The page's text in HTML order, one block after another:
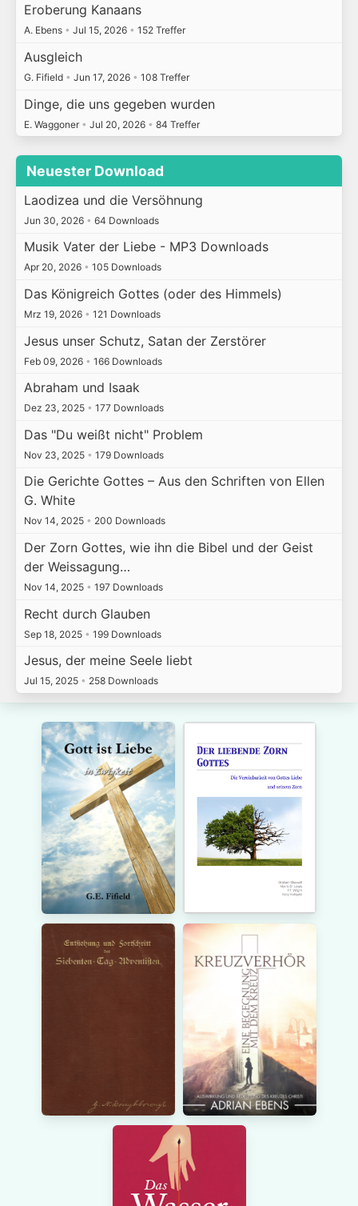
Eroberung Kanaans
A. Ebens • Jul 15, 2026 • 152 Treffer
Ausgleich
G. Fifield • Jun 17, 2026 • 108 Treffer
Dinge, die uns gegeben wurden
E. Waggoner • Jul 20, 2026 • 84 Treffer
Neuester Download
Laodizea und die Versöhnung
Jun 30, 2026 • 64 Downloads
Musik Vater der Liebe - MP3 Downloads
Apr 20, 2026 • 105 Downloads
Das Königreich Gottes (oder des Himmels)
Mrz 19, 2026 • 121 Downloads
Jesus unser Schutz, Satan der Zerstörer
Feb 09, 2026 • 166 Downloads
Abraham und Isaak
Dez 23, 2025 • 177 Downloads
Das "Du weißt nicht" Problem
Nov 23, 2025 • 179 Downloads
Die Gerichte Gottes – Aus den Schriften von Ellen
G. White
Nov 14, 2025 • 200 Downloads
Der Zorn Gottes, wie ihn die Bibel und der Geist
der Weissagung…
Nov 14, 2025 • 197 Downloads
Recht durch Glauben
Sep 18, 2025 • 199 Downloads
Jesus, der meine Seele liebt
Jul 15, 2025 • 258 Downloads